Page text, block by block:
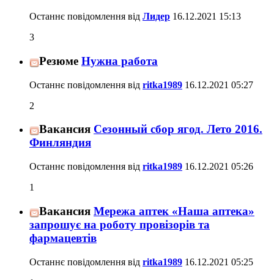
Останнє повідомлення від Лидер 16.12.2021 15:13
3
Резюме Нужна работа
Останнє повідомлення від ritka1989 16.12.2021 05:27
2
Вакансия Сезонный сбор ягод. Лето 2016.
Финляндия
Останнє повідомлення від ritka1989 16.12.2021 05:26
1
Вакансия Мережа аптек «Наша аптека»
запрошує на роботу провізорів та
фармацевтів
Останнє повідомлення від ritka1989 16.12.2021 05:25